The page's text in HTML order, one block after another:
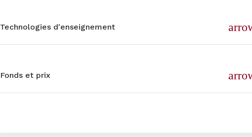
Technologies d'enseignement
Fonds et prix